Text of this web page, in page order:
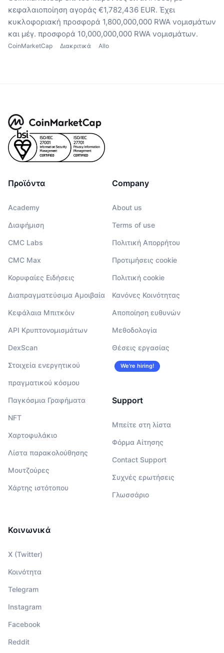
κεφαλαιοποίηση αγοράς €1,782,436 EUR. Έχει
κυκλοφοριακή προσφορά 1,800,000,000 RWA νομισμάτων
και μέγ. προσφορά 10,000,000,000 RWA νομισμάτων.
CoinMarketCap Διακριτικά Allo
Προϊόντα
Academy
Διαφήμιση
CMC Labs
CMC Max
Κορυφαίες Ειδήσεις
Διαπραγματεύσιμα Αμοιβαία
Κεφάλαια Μπιτκόιν
API Κρυπτονομισμάτων
DexScan
Στοιχεία ενεργητικού
πραγματικού κόσμου
Παγκόσμια Γραφήματα
NFT
Χαρτοφυλάκιο
Λίστα παρακολούθησης
Μουτζούρες
Χάρτης ιστότοπου
Company
About us
Terms of use
Πολιτική Απορρήτου
Προτιμήσεις cookie
Πολιτική cookie
Κανόνες Κοινότητας
Αποποίηση ευθυνών
Μεθοδολογία
Θέσεις εργασίας
We’re hiring!
Support
Μπείτε στη λίστα
Φόρμα Αίτησης
Contact Support
Συχνές ερωτήσεις
Γλωσσάριο
Κοινωνικά
X (Twitter)
Κοινότητα
Telegram
Instagram
Facebook
Reddit